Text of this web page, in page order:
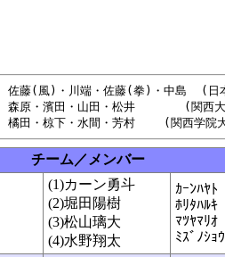
藤(風)・川端・佐藤(拳)・中島  (
・濱田・山田・松井　　 　 (関
チーム／メンバー
(1)カーン勇斗
(2)堀田陽樹
(3)松山璃大
(4)水野翔太
ｶｰﾝﾊﾔﾄ
ﾎﾘﾀﾊﾙｷ
ﾏﾂﾔﾏﾘｵ
ﾐｽﾞﾉｼｮ